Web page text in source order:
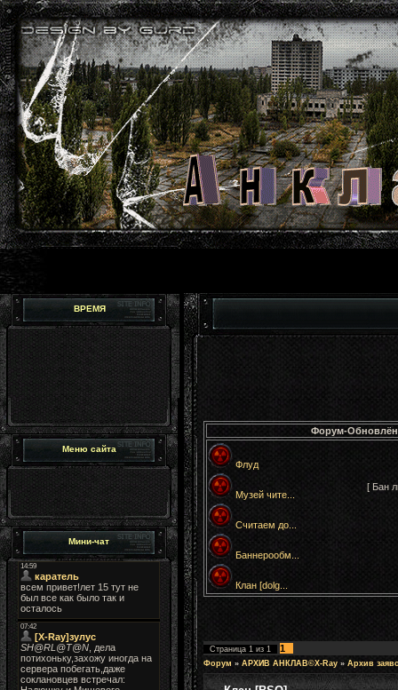
ВРЕМЯ
Меню сайта
Мини-чат
Форум-
Флуд
Музей чите...
[ Бан
Считаем до...
Баннерообм...
Клан [dolg...
Страница 1 из 1 1
Форум » АРХИВ АНКЛАВ©X-Ray » Архив